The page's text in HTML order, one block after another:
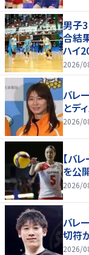
男子3
合結
ハイ
2026/
バレ
とデ
2026/
【バ
を公
2026/
バレ
切符
2026/